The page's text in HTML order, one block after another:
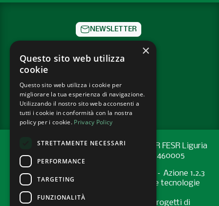
NEWSLETTER
CONTATTI
PRIVACY POLICY
Progetto cofinanziato con risorse del PR FESR Liguria
2021-2027 codice CUP: G44E24001460005
Programma Regionale FESR 2021-2027 – Azione 1.2.3
"Sostenere l’introduzione di pratiche e tecnologie
digitali nelle imprese
Bando “Supporto allo sviluppo di progetti di
×
Questo sito web utilizza
cookie
Questo sito web utilizza i cookie per
migliorare la tua esperienza di navigazione.
Utilizzando il nostro sito web acconsenti a
tutti i cookie in conformità con la nostra
policy per i cookie. Privacy Policy
STRETTAMENTE NECESSARI
PERFORMANCE
TARGETING
FUNZIONALITÀ